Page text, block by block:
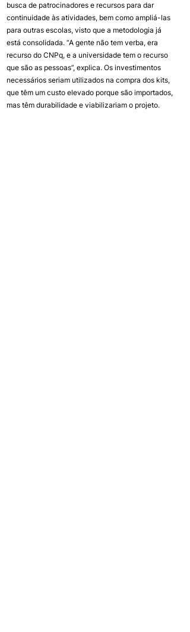
busca de patrocinadores e recursos para dar
continuidade às atividades, bem como ampliá-las
para outras escolas, visto que a metodologia já
está consolidada. “A gente não tem verba, era
recurso do CNPq, e a universidade tem o recurso
que são as pessoas”, explica. Os investimentos
necessários seriam utilizados na compra dos kits,
que têm um custo elevado porque são importados,
mas têm durabilidade e viabilizariam o projeto.